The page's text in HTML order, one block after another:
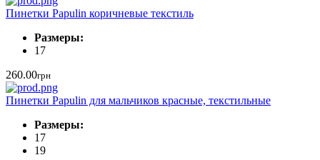
Пинетки Papulin коричневые текстиль
Размеры:
17
260.00грн
Пинетки Papulin для мальчиков красные, текстильные
Размеры:
17
19